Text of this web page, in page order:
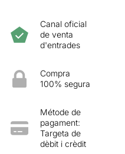
Canal oficial
de venta
d'entrades
Compra
100% segura
Métode de
pagament:
Targeta de
dèbit i crèdit